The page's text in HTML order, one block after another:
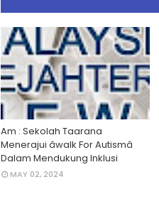
Am : Sekolah Taarana
Menerajui âwalk For Autismâ
Dalam Mendukung Inklusi
MAY 02, 2024